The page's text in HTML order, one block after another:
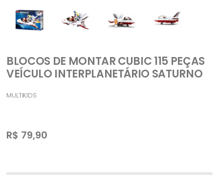
BLOCOS DE MONTAR CUBIC 115 PEÇAS
VEÍCULO INTERPLANETÁRIO SATURNO
MULTIKIDS
R$ 79,90